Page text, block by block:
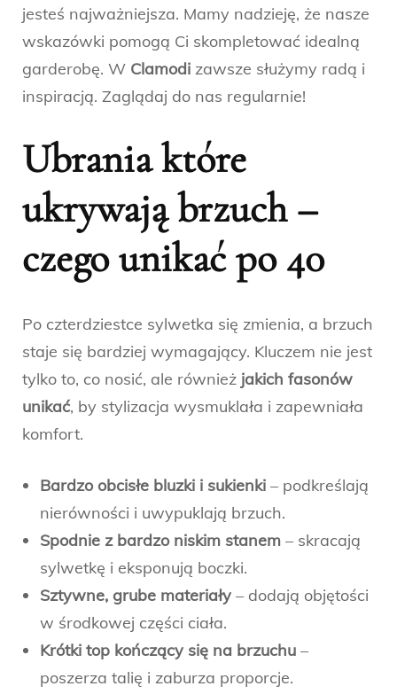
jesteś najważniejsza. Mamy nadzieję, że nasze
wskazówki pomogą Ci skompletować idealną
garderobę. W Clamodi zawsze służymy radą i
inspiracją. Zaglądaj do nas regularnie!
Ubrania które
ukrywają brzuch –
czego unikać po 40
Po czterdziestce sylwetka się zmienia, a brzuch
staje się bardziej wymagający. Kluczem nie jest
tylko to, co nosić, ale również jakich fasonów
unikać, by stylizacja wysmuklała i zapewniała
komfort.
Bardzo obcisłe bluzki i sukienki – podkreślają
nierówności i uwypuklają brzuch.
Spodnie z bardzo niskim stanem – skracają
sylwetkę i eksponują boczki.
Sztywne, grube materiały – dodają objętości
w środkowej części ciała.
Krótki top kończący się na brzuchu –
poszerza talię i zaburza proporcje.